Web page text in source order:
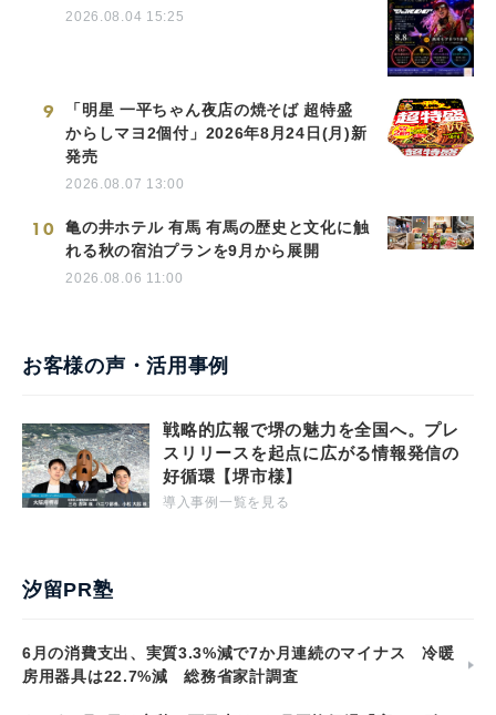
2026.08.04 15:25
9
「明星 一平ちゃん夜店の焼そば 超特盛
からしマヨ2個付」2026年8月24日(月)新
発売
2026.08.07 13:00
10
亀の井ホテル 有馬 有馬の歴史と文化に触
れる秋の宿泊プランを9月から展開
2026.08.06 11:00
お客様の声・活用事例
戦略的広報で堺の魅力を全国へ。プレ
スリリースを起点に広がる情報発信の
好循環【堺市様】
導入事例一覧を見る
汐留PR塾
6月の消費支出、実質3.3%減で7か月連続のマイナス 冷暖
房用器具は22.7%減 総務省家計調査